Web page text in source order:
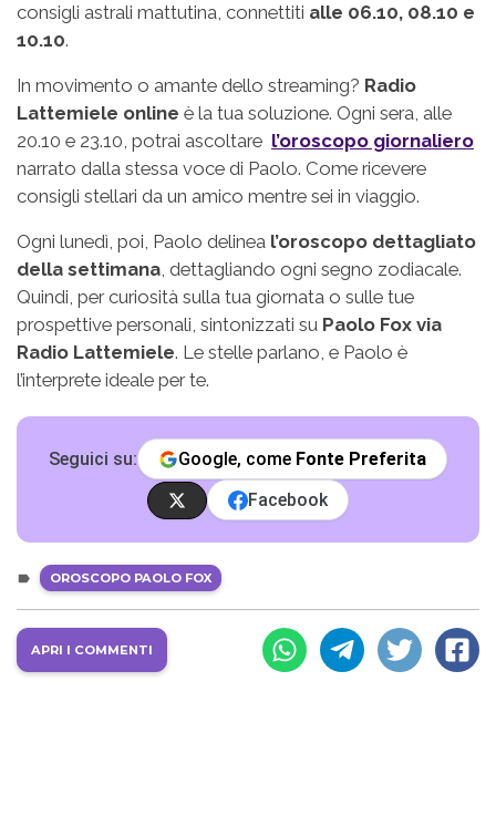
consigli astrali mattutina, connettiti alle 06.10, 08.10 e
10.10.
In movimento o amante dello streaming? Radio
Lattemiele online è la tua soluzione. Ogni sera, alle
20.10 e 23.10, potrai ascoltare l’oroscopo giornaliero
narrato dalla stessa voce di Paolo. Come ricevere
consigli stellari da un amico mentre sei in viaggio.
Ogni lunedì, poi, Paolo delinea l’oroscopo dettagliato
della settimana, dettagliando ogni segno zodiacale.
Quindi, per curiosità sulla tua giornata o sulle tue
prospettive personali, sintonizzati su Paolo Fox via
Radio Lattemiele. Le stelle parlano, e Paolo è
l’interprete ideale per te.
Seguici su: Google, come Fonte Preferita
Facebook
OROSCOPO PAOLO FOX
APRI I COMMENTI